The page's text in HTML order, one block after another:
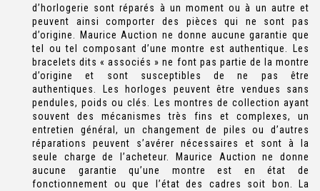
d’horlogerie sont réparés à un moment ou à un autre et
peuvent ainsi comporter des pièces qui ne sont pas
d’origine. Maurice Auction ne donne aucune garantie que
tel ou tel composant d’une montre est authentique. Les
bracelets dits « associés » ne font pas partie de la montre
d’origine et sont susceptibles de ne pas être
authentiques. Les horloges peuvent être vendues sans
pendules, poids ou clés. Les montres de collection ayant
souvent des mécanismes très fins et complexes, un
entretien général, un changement de piles ou d’autres
réparations peuvent s’avérer nécessaires et sont à la
seule charge de l’acheteur. Maurice Auction ne donne
aucune garantie qu’une montre est en état de
fonctionnement ou que l’état des cadres soit bon. La